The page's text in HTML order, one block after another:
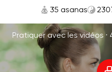
35 asanas
Pratiquer avec les vidéos ·